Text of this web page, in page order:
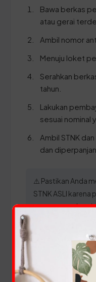
Bawa berkas
atau gerai
Ambil nomor
Menuju loket
Serahkan
tahun.
Lakukan
sesuai nominal
Ambil STNK
dan
⚠️ Pastikan Anda
STNK ASLI
memproses
Panduan
(Ganti Plat)